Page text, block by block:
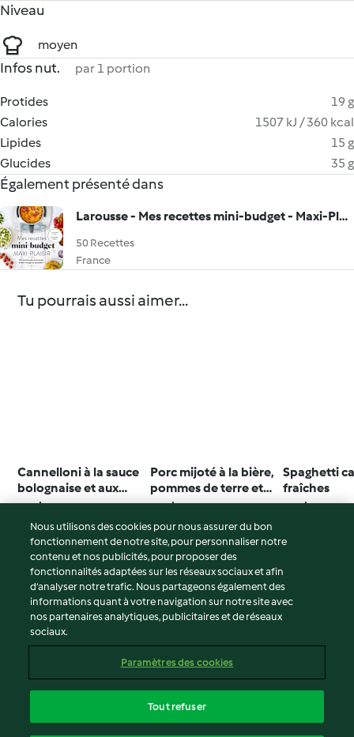
Niveau
moyen
Infos nut. par 1 portion
Protides
19 g
Calories
1507 kJ / 360 kcal
Lipides
15 g
Glucides
35 g
Également présenté dans
Larousse - Mes recettes mini-budget - Maxi-Plaisir
50 Recettes
France
Tu pourrais aussi aimer...
Cannelloni à la sauce
bolognaise et aux
épinards
3.0 (26)
Porc mijoté à la bière,
pommes de terre et
légumes
4.0 (20)
Spaghetti
fraîches
3.9 (28)
© Copyright 2026
Conditions d'utilisation
Politique de confidentialité
Mentions légales
Contenu du rapport
Nous utilisons des cookies pour nous assurer du bon
fonctionnement de notre site, pour personnaliser notre
contenu et nos publicités, pour proposer des
fonctionnalités adaptées sur les réseaux sociaux et afin
d’analyser notre trafic. Nous partageons également des
informations quant à votre navigation sur notre site avec
nos partenaires analytiques, publicitaires et de réseaux
sociaux.
Paramètres des cookies
Tout refuser